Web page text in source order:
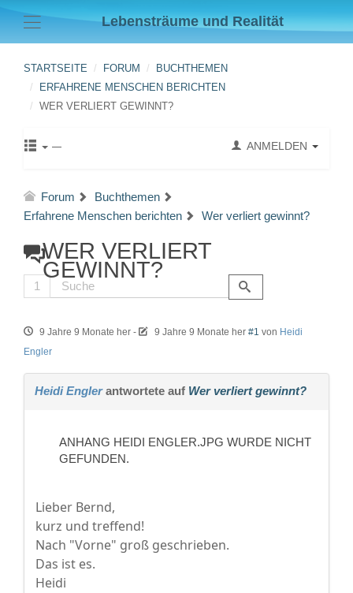
Lebensträume und Realität
STARTSEITE FORUM
BUCHTHEMEN
ERFAHRENE MENSCHEN BERICHTEN
WER VERLIERT GEWINNT?
ANMELDEN
Forum
Buchthemen
Erfahrene Menschen berichten
Wer verliert gewinnt?
WER VERLIERT
GEWINNT?
1
9 Jahre 9 Monate her - 9 Jahre 9 Monate her #1 von Heidi
Engler
Heidi Englerantwortete auf Wer verliert gewinnt?
ANHANG HEIDI ENGLER.JPG WURDE NICHT
GEFUNDEN.
Lieber Bernd,
kurz und treffend!
Nach "Vorne" groß geschrieben.
Das ist es.
Heidi